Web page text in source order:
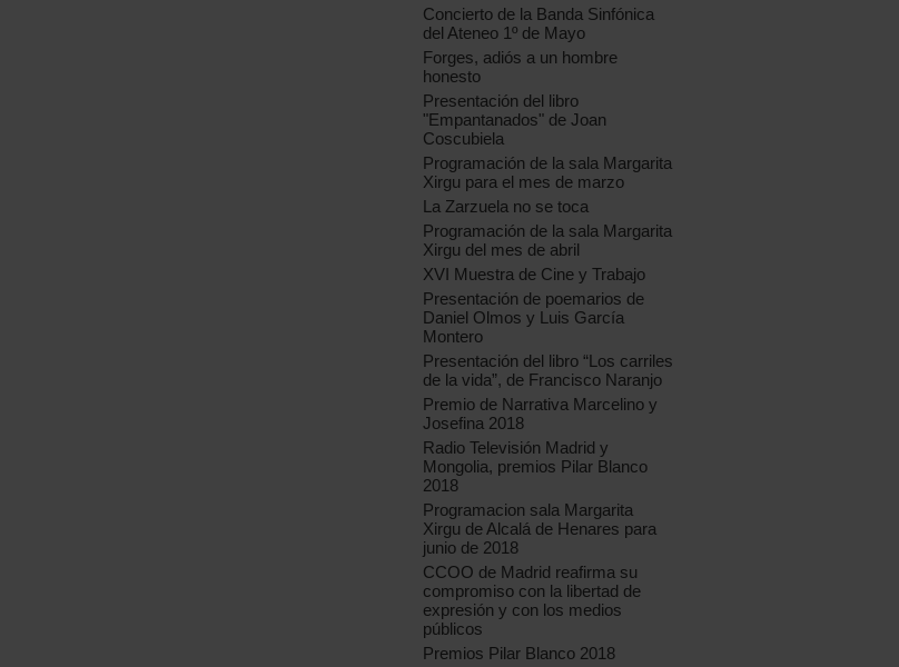
Concierto de la Banda Sinfónica
del Ateneo 1º de Mayo
Forges, adiós a un hombre
honesto
Presentación del libro
"Empantanados" de Joan
Coscubiela
Programación de la sala Margarita
Xirgu para el mes de marzo
La Zarzuela no se toca
Programación de la sala Margarita
Xirgu del mes de abril
XVI Muestra de Cine y Trabajo
Presentación de poemarios de
Daniel Olmos y Luis García
Montero
Presentación del libro “Los carriles
de la vida”, de Francisco Naranjo
Premio de Narrativa Marcelino y
Josefina 2018
Radio Televisión Madrid y
Mongolia, premios Pilar Blanco
2018
Programacion sala Margarita
Xirgu de Alcalá de Henares para
junio de 2018
CCOO de Madrid reafirma su
compromiso con la libertad de
expresión y con los medios
públicos
Premios Pilar Blanco 2018